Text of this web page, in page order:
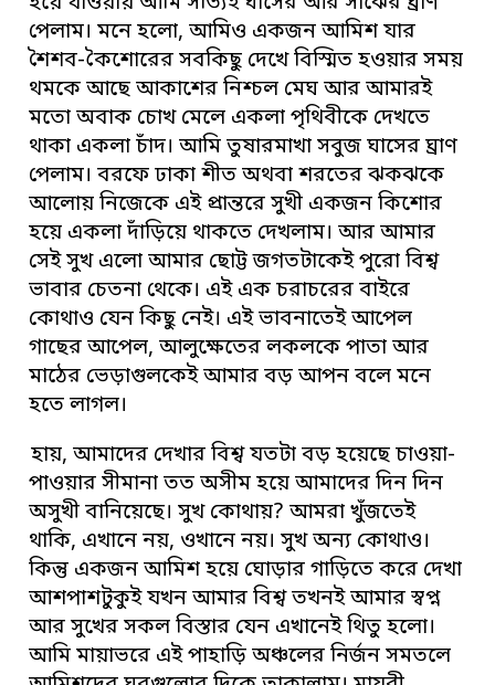
পেলাম। মনে হলো, আমিও একজন আমিশ যার
শৈশব-কৈশোরের সবকিছু দেখে বিস্মিত হওয়ার সময়
থমকে আছে আকাশের নিশ্চল মেঘ আর আমারই
মতো অবাক চোখ মেলে একলা পৃথিবীকে দেখতে
থাকা একলা চাঁদ। আমি তুষারমাখা সবুজ ঘাসের ঘ্রাণ
পেলাম। বরফে ঢাকা শীত অথবা শরতের ঝকঝকে
আলোয় নিজেকে এই প্রান্তরে সুখী একজন কিশোর
হয়ে একলা দাঁড়িয়ে থাকতে দেখলাম। আর আমার
সেই সুখ এলো আমার ছোট্ট জগতটাকেই পুরো বিশ্ব
ভাবার চেতনা থেকে। এই এক চরাচরের বাইরে
কোথাও যেন কিছু নেই। এই ভাবনাতেই আপেল
গাছের আপেল, আলুক্ষেতের লকলকে পাতা আর
মাঠের ভেড়াগুলকেই আমার বড় আপন বলে মনে
হতে লাগল।
হায়, আমাদের দেখার বিশ্ব যতটা বড় হয়েছে চাওয়া-
পাওয়ার সীমানা তত অসীম হয়ে আমাদের দিন দিন
অসুখী বানিয়েছে। সুখ কোথায়? আমরা খুঁজতেই
থাকি, এখানে নয়, ওখানে নয়। সুখ অন্য কোথাও।
কিন্তু একজন আমিশ হয়ে ঘোড়ার গাড়িতে করে দেখা
আশপাশটুকুই যখন আমার বিশ্ব তখনই আমার স্বপ্ন
আর সুখের সকল বিস্তার যেন এখানেই থিতু হলো।
আমি মায়াভরে এই পাহাড়ি অঞ্চলের নির্জন সমতলে